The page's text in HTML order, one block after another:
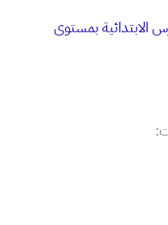
الابتدائية بمستوى